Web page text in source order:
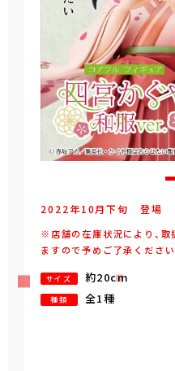
2022年10月下旬 登場
※店舗の在庫状況により、
ますので予めご了承ください
サイズ 約20cm
種類 全1種